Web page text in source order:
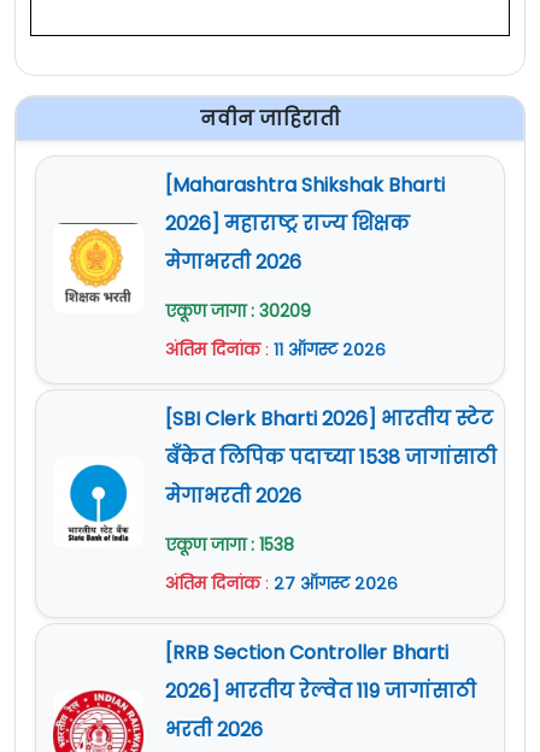
नवीन जाहिराती
[Maharashtra Shikshak Bharti
2026] महाराष्ट्र राज्य शिक्षक
मेगाभरती 2026
एकूण जागा : 30209
अंतिम दिनांक: ११ ऑगस्ट २०२६
[SBI Clerk Bharti 2026] भारतीय स्टेट
बँकेत लिपिक पदाच्या 1538 जागांसाठी
मेगाभरती 2026
एकूण जागा : 1538
अंतिम दिनांक: २७ ऑगस्ट २०२६
[RRB Section Controller Bharti
2026] भारतीय रेल्वेत 119 जागांसाठी
भरती 2026